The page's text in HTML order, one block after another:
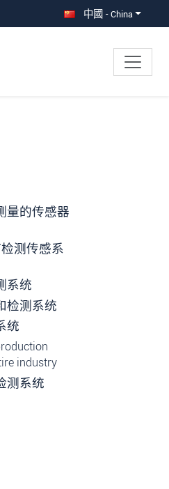
中國 - China
量的传感器
测传感系
系统
检测系统
统
industry
测系统